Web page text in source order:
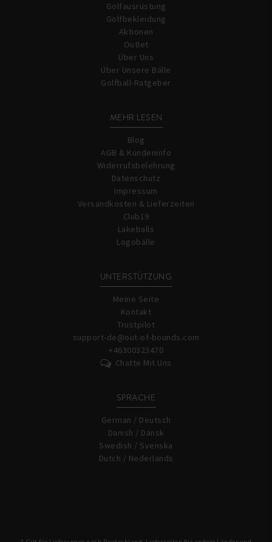
Golfausrüstung
Golfbekleidung
Aktionen
Outlet
Über Uns
Über Unsere Bälle
Golfball-Ratgeber
MEHR LESEN
Blog
AGB & Kundeninfo
Widerrufsbelehrung
Datenschutz
Impressum
Versandkosten & Lieferzeiten
Club19
Lakeballs
Logobälle
UNTERSTÜTZUNG
Meine Seite
Kontakt
Trustpilot
support-de@out-of-bounds.com
+46300323470
Chatte Mit Uns
SPRACHE
German / Deutsch
Danish / Dansk
Swedish / Svenska
Dutch / Nederlands